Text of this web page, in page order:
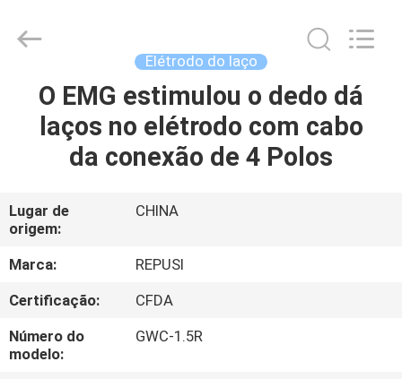
CASA
PRODUTOS
SOBRE
NÓS
EXCURSÃO
DA
FÁBRICA
Electronics
Co.,Ltd..
Elétrodo do laço
O EMG estimulou o dedo dá
laços no elétrodo com cabo
da conexão de 4 Polos
Lugar de
origem:
CHINA
Marca:
REPUSI
Certificação:
CFDA
Número do
modelo:
GWC-1.5R